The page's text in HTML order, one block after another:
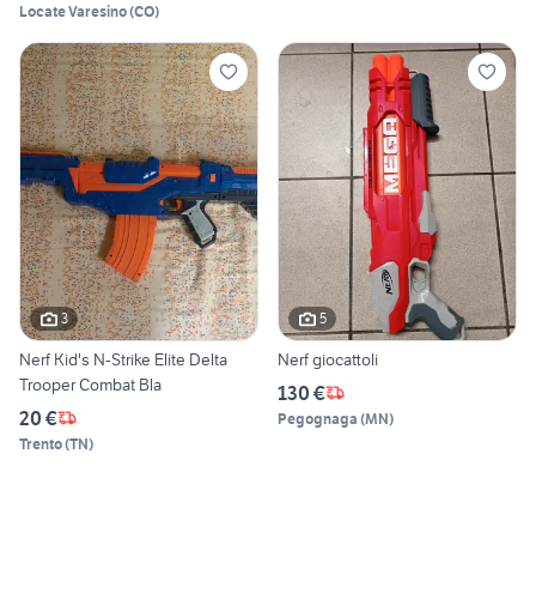
Locate Varesino(CO)
3
Nerf Kid's N-Strike Elite Delta
Trooper Combat Bla
20 €
Trento(TN)
5
Nerf giocattoli
130 €
Pegognaga (MN)